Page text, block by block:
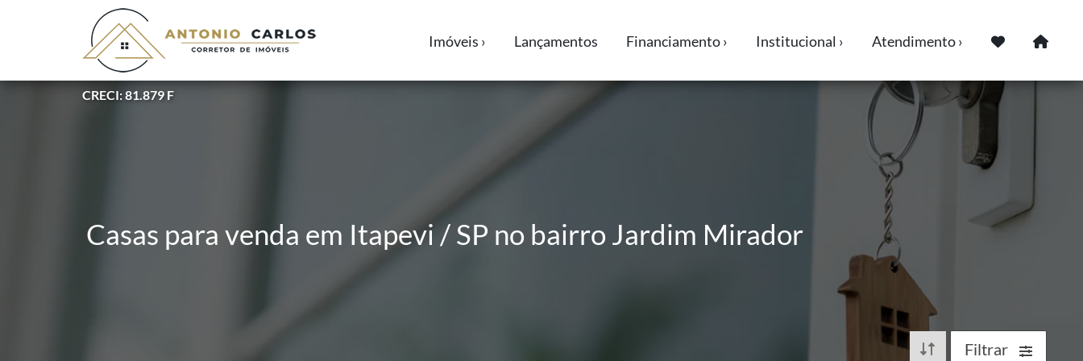
CRECI: 81.879 F
Imóveis › Lançamentos Financiamento › Institucional › Atendimento ›
Casas para venda em Itapevi / SP no bairro Jardim Mirador
Filtrar